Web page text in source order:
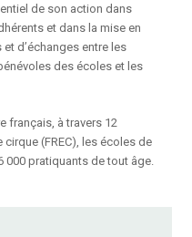
de son action dans
et dans la mise en
d’échanges entre les
des écoles et les
français, à travers 12
(FREC), les écoles de
000 pratiquants de tout âge.